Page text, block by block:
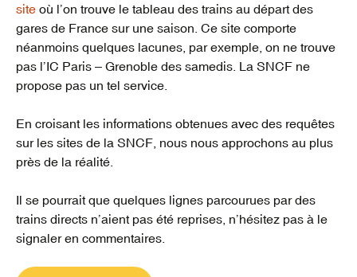
site où l’on trouve le tableau des trains au départ des
gares de France sur une saison. Ce site comporte
néanmoins quelques lacunes, par exemple, on ne trouve
pas l’IC Paris – Grenoble des samedis. La SNCF ne
propose pas un tel service.
En croisant les informations obtenues avec des requêtes
sur les sites de la SNCF, nous nous approchons au plus
près de la réalité.
Il se pourrait que quelques lignes parcourues par des
trains directs n’aient pas été reprises, n’hésitez pas à le
signaler en commentaires.